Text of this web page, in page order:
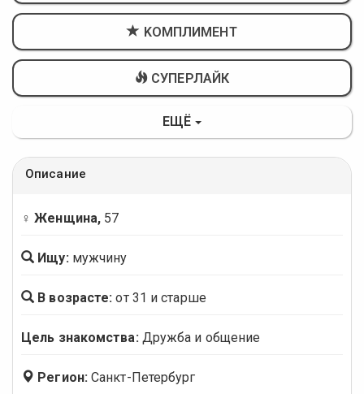
KОМПЛИМЕНТ
СУПЕРЛАЙК
ЕЩЁ
Описание
♀ Женщина, 57
Ищу: мужчину
В возрасте: от 31 и старше
Цель знакомства: Дружба и общение
Регион: Санкт-Петербург